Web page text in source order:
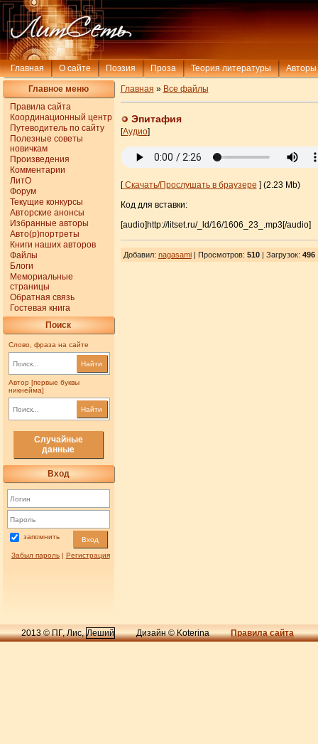
Главная О сайте Поэзия Проза Теория литературы Авторы
Главное меню
Правила сайта
Координационный центр
Путеводитель по сайту
Полезные советы
новичкам
Произведения
Комментарии
ЛитО
Форум
Текущие конкурсы
Авторские анонсы
Избранные авторы
Авто(р)портреты
Книги наших авторов
Файлы
Блоги
Мемориальные
страницы
Обратная связь
Гостевая книга
Поиск
Слово, фраза на сайте
Найти
Автор [первые буквы
никнейма]
Найти
Случайные
данные
Вход
запомнить Вход
Забыл пароль| Регистрация
Главная » Все файлы
Эпитафия
[Аудио]
[Скачать/Прослушать в браузере ] (2.23 Mb)
Код для вставки:
[audio]http://litset.ru/_ld/16/1606_23_.mp3[/audio]
Добавил: nagasami| Просмотров: 510| Загрузок: 496
2013 © ПГ, Лис,Леший Дизайн © Koterina Правила сайта